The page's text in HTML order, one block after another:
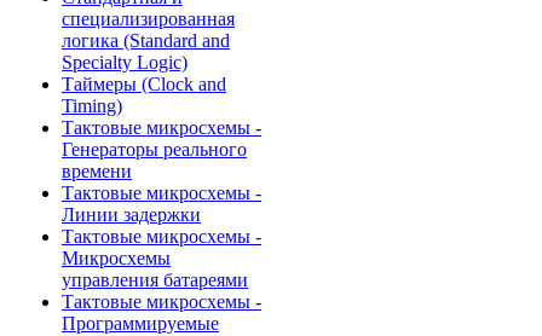
специализированная
логика (Standard and
Specialty Logic)
Таймеры (Clock and
Timing)
Тактовые микросхемы -
Генераторы реального
времени
Тактовые микросхемы -
Линии задержки
Тактовые микросхемы -
Микросхемы
управления батареями
Тактовые микросхемы -
Программируемые